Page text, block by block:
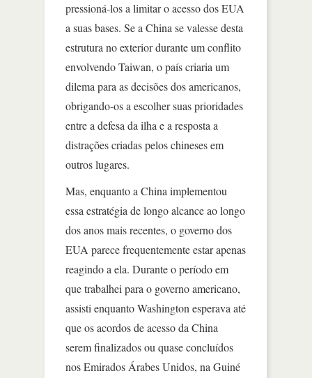
pressioná-los a limitar o acesso dos EUA
a suas bases. Se a China se valesse desta
estrutura no exterior durante um conflito
envolvendo Taiwan, o país criaria um
dilema para as decisões dos americanos,
obrigando-os a escolher suas prioridades
entre a defesa da ilha e a resposta a
distrações criadas pelos chineses em
outros lugares.
Mas, enquanto a China implementou
essa estratégia de longo alcance ao longo
dos anos mais recentes, o governo dos
EUA parece frequentemente estar apenas
reagindo a ela. Durante o período em
que trabalhei para o governo americano,
assisti enquanto Washington esperava até
que os acordos de acesso da China
serem finalizados ou quase concluídos
nos Emirados Árabes Unidos, na Guiné